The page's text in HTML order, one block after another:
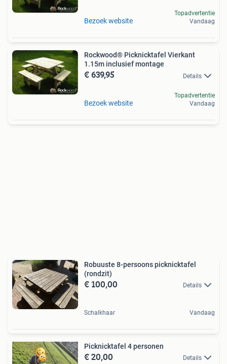
Bezoek website
Topadvertentie
Vandaag
Rockwood® Picknicktafel Vierkant
1.15m inclusief montage
€ 639,95 Details
Bezoek website
Topadvertentie
Vandaag
Robuuste 8-persoons picknicktafel
(rondzit)
€ 100,00 Details
Schalkhaar Vandaag
Picknicktafel 4 personen
€ 20,00 Details